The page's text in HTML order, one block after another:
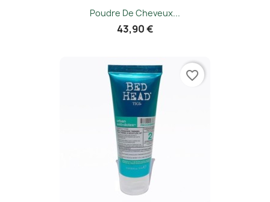
Poudre De Cheveux...
43,90 €
favorite_border